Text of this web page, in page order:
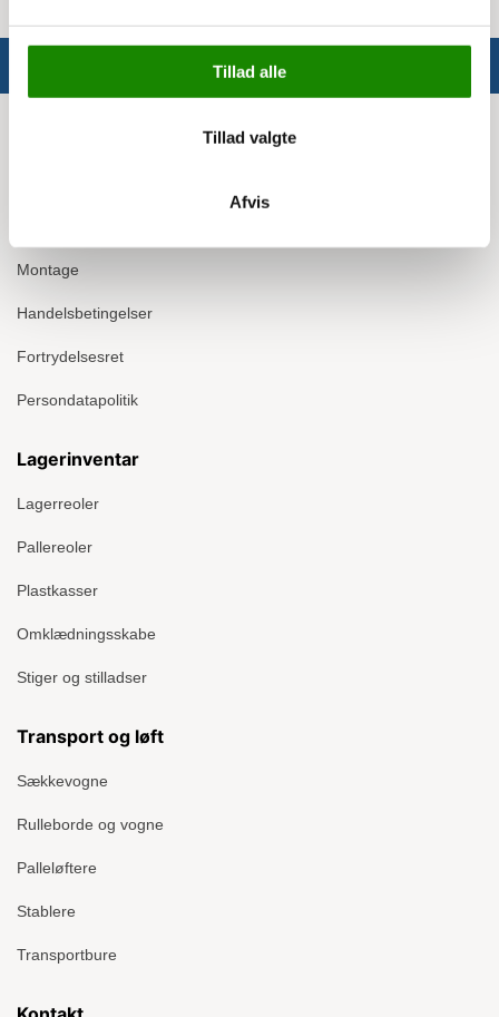
Tillad alle
Tillad valgte
Afvis
Montage
Handelsbetingelser
Fortrydelsesret
Persondatapolitik
Lagerinventar
Lagerreoler
Pallereoler
Plastkasser
Omklædningsskabe
Stiger og stilladser
Transport og løft
Sækkevogne
Rulleborde og vogne
Palleløftere
Stablere
Transportbure